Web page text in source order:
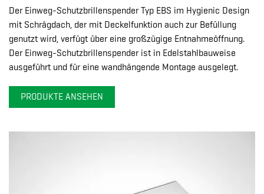
Der Einweg-Schutzbrillenspender Typ EBS im Hygienic Design
mit Schrägdach, der mit Deckelfunktion auch zur Befüllung
genutzt wird, verfügt über eine großzügige Entnahmeöffnung.
Der Einweg-Schutzbrillenspender ist in Edelstahlbauweise
ausgeführt und für eine wandhängende Montage ausgelegt.
PRODUKTE ANSEHEN